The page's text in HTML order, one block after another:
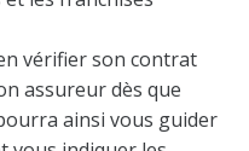
vérifier son contrat
assureur dès que
ainsi vous guider